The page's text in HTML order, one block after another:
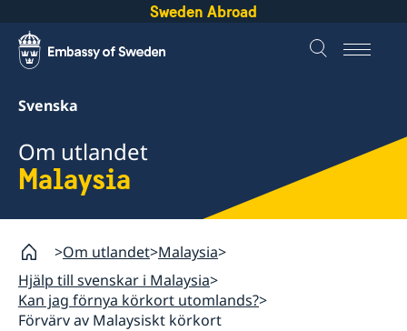
Sweden Abroad
Svenska
Om utlandet
Malaysia
Om utlandet Malaysia
Hjälp till svenskar i Malaysia
Kan jag förnya körkort utomlands?
Förvärv av Malaysiskt körkort